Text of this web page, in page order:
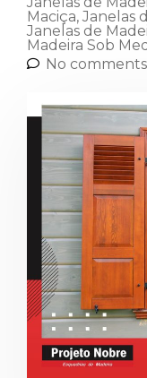
Maciça, Janelas
Janelas de
Madeira Sob
No